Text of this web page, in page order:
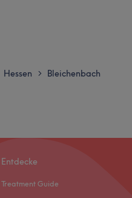
Hessen > Bleichenbach
Entdecke
Treatment Guide